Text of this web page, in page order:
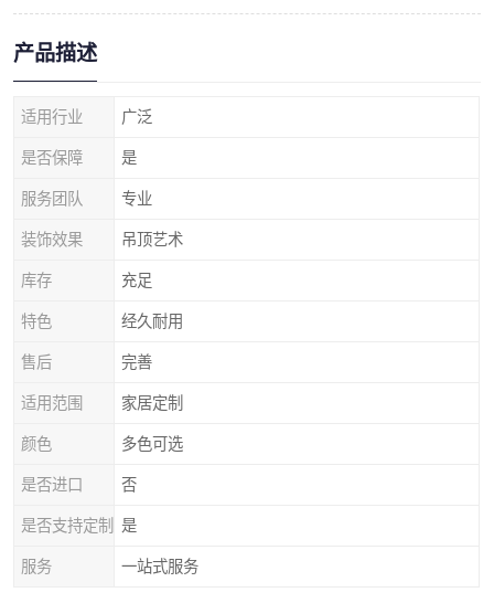
产品描述
适用行业 广泛
是否保障 是
服务团队 专业
装饰效果 吊顶艺术
库存 充足
特色 经久耐用
售后 完善
适用范围 家居定制
颜色 多色可选
是否进口 否
是否支持定制 是
服务 一站式服务